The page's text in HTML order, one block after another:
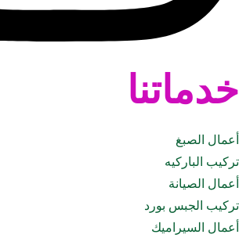
خدماتنا
أعمال الصبغ
تركيب الباركيه
أعمال الصيانة
تركيب الجبس بورد
أعمال السيراميك